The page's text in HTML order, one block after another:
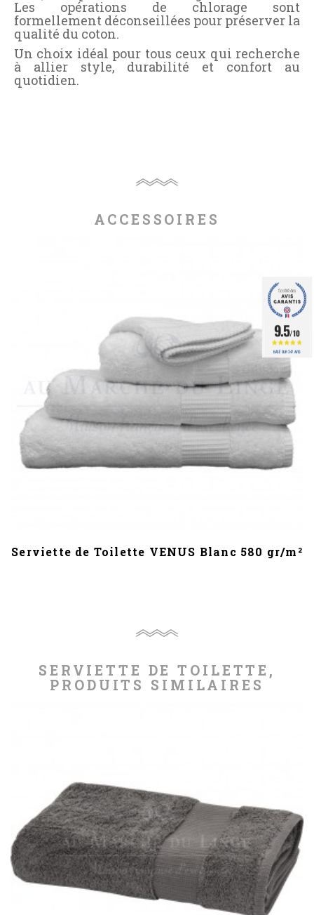
Les opérations de chlorage sont
formellement déconseillées pour préserver la
qualité du coton.
Un choix idéal pour tous ceux qui recherche
à allier style, durabilité et confort au
quotidien.
ACCESSOIRES
Serviette de Toilette VENUS Blanc 580 gr/m²
SERVIETTE DE TOILETTE,
PRODUITS SIMILAIRES
9.5/10
BASÉ SUR 347 AVIS